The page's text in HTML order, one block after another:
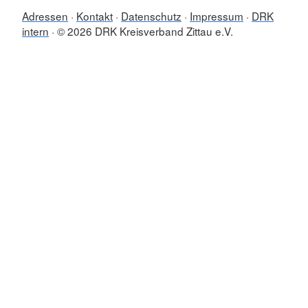
Adressen Kontakt Datenschutz Impressum
DRK
intern © 2026 DRK Kreisverband Zittau e.V.